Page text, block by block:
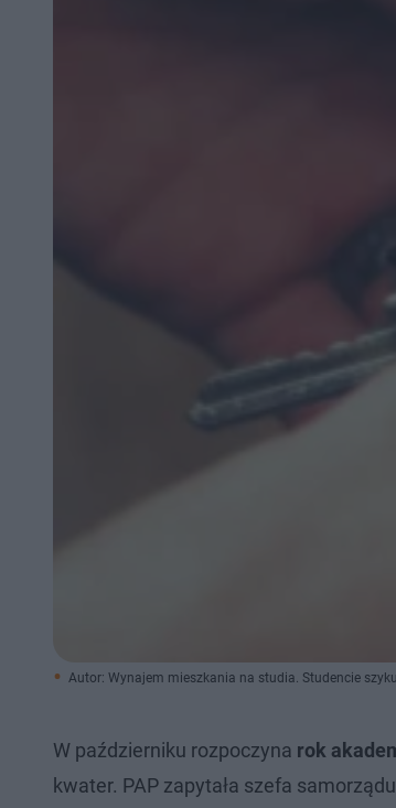
Autor: Wynajem mieszkania na studia. Studencie
W październiku rozpoczyna rok
kwater. PAP zapytała szefa